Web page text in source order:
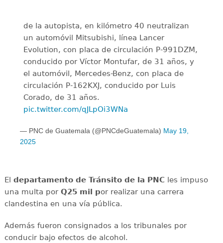
de la autopista, en kilómetro 40 neutralizan
un automóvil Mitsubishi, línea Lancer
Evolution, con placa de circulación P-991DZM,
conducido por Víctor Montufar, de 31 años, y
el automóvil, Mercedes-Benz, con placa de
circulación P-162KXJ, conducido por Luis
Corado, de 31 años.
pic.twitter.com/qJLpOi3WNa
— PNC de Guatemala (@PNCdeGuatemala) May 19,
2025
El departamento de Tránsito de la PNC les impuso
una multa por Q25 mil por realizar una carrera
clandestina en una vía pública.
Además fueron consignados a los tribunales por
conducir bajo efectos de alcohol.